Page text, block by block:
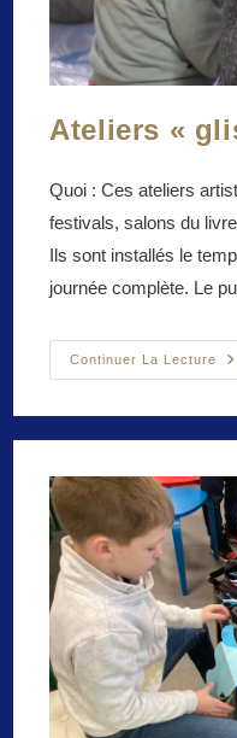
Ateliers «
Quoi : Ces ateliers
festivals, salons du
Ils sont installés le
journée complète. Le
Continuer La Lecture
«